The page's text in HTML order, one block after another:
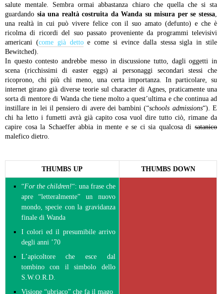
salute mentale. Sembra ormai abbastanza chiaro che quella che si sta
guardando sia una realtà costruita da Wanda su misura per se stessa
una realtà in cui può vivere felice con il suo amato (defunto) e che è
ricolma di ricordi del suo passato proveniente da programmi televisivi
americani (come già dettoe come si evince dalla stessa sigla in stile
Bewitched).
In questo contesto andrebbe messo in discussione tutto, dagli oggetti in
scena (ricchissimi di easter eggs) ai personaggi secondari stessi che
ricoprono, chi più chi meno, una certa importanza. In particolare, su
internet girano già diverse teorie sul character di Agnes, praticamente una
sorta di mentore di Wanda che tiene molto a quest’ultima e che continua ad
instillare in lei il pensiero di avere dei bambini (“schools admissions“). E
chi ha letto i fumetti avrà già capito cosa vuol dire tutto ciò, rimane da
capire cosa la Schaeffer abbia in mente e se ci sia qualcosa di satanico
malefico dietro.
THUMBS UP THUMBS DOWN
“For the children!“: una frase che
apre “letteralmente” un nuovo
mondo, specie con la gravidanza
finale di Wanda
I colori ed il presumibile arrivo
degli anni ’70
L’apicoltore che esce dal
tombino con il simbolo dello
S.W.O.R.D.
Visione “ubriaco” che fa il mago